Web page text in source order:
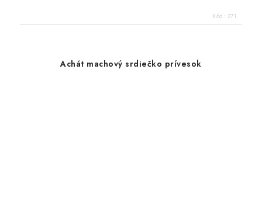
Kód: 271
Achát machový srdiečko prívesok